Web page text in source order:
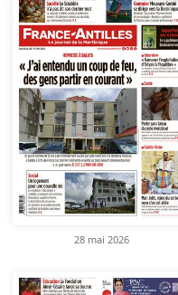
28 mai 2026